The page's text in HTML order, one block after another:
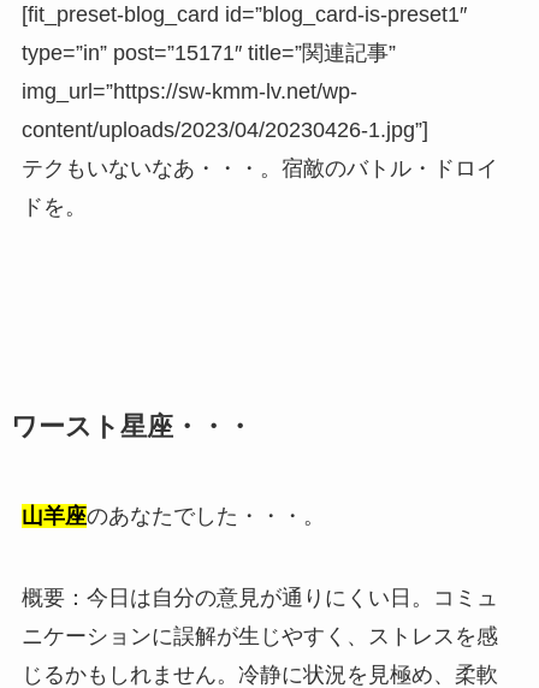
[fit_preset-blog_card id=”blog_card-is-preset1″
type=”in” post=”15171″ title=”関連記事”
img_url=”https://sw-kmm-lv.net/wp-
content/uploads/2023/04/20230426-1.jpg”]
テクもいないなあ・・・。宿敵のバトル・ドロイ
ドを。
ワースト星座・・・
山羊座のあなたでした・・・。
概要：今日は自分の意見が通りにくい日。コミュ
ニケーションに誤解が生じやすく、ストレスを感
じるかもしれません。冷静に状況を見極め、柔軟